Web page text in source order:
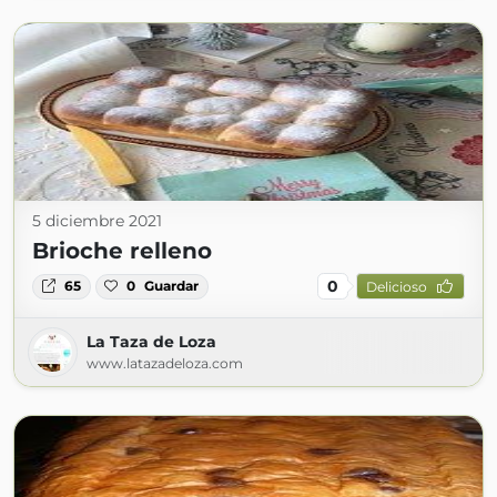
5 diciembre 2021
Brioche relleno
65 0 Guardar 0 Delicioso
La Taza de Loza
www.latazadeloza.com